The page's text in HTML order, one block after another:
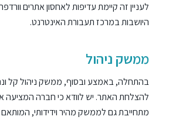
לעניין זה קיימת עדיפות לאחסון אתרים
היושבות במרכז תעבורת האינטרנט.
ממשק ניהול
בהתחלה, באמצע ובסוף, ממשק ניהול קל
להצלחת האתר. יש לוודא כי חברה המציעה
מתחייבת גם לממשק מהיר וידידותי,